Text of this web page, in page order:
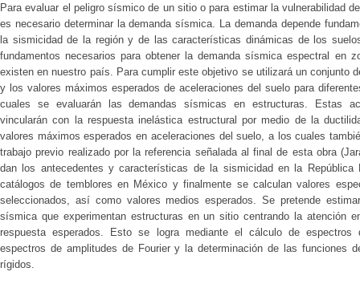
Para evaluar el peligro sísmico de un sitio o para estimar la vulnerabilidad
es necesario determinar la demanda sísmica. La demanda depende
la sismicidad de la región y de las características dinámicas de los
fundamentos necesarios para obtener la demanda sísmica espectral en
existen en nuestro país. Para cumplir este objetivo se utilizará un conjunto
y los valores máximos esperados de aceleraciones del suelo para
cuales se evaluarán las demandas sísmicas en estructuras. Estas
vincularán con la respuesta inelástica estructural por medio de la
valores máximos esperados en aceleraciones del suelo, a los cuales
trabajo previo realizado por la referencia señalada al final de esta obra
dan los antecedentes y características de la sismicidad en la República
catálogos de temblores en México y finalmente se calculan valores
seleccionados, así como valores medios esperados. Se pretende
sísmica que experimentan estructuras en un sitio centrando la atención
respuesta esperados. Esto se logra mediante el cálculo de
espectros de amplitudes de Fourier y la determinación de las funciones
rígidos.